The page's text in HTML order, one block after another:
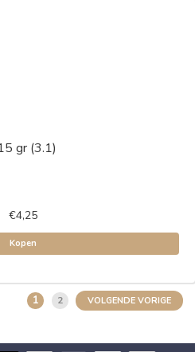
gr (3.1)
€4,25
Kopen
1 2 VOLGENDE VORIGE